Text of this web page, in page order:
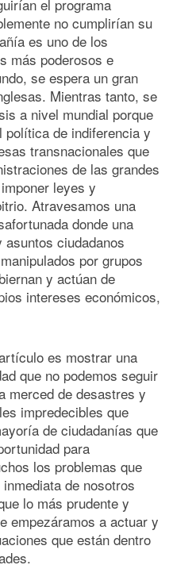
el programa
no cumplirían su
es uno de los
más poderosos e
se espera un gran
Mientras tanto, se
a nivel mundial porque
política de indiferencia y
transnacionales que
de las grandes
leyes y
Atravesamos una
donde una
ciudadanos
por grupos
y actúan de
intereses económicos,
es mostrar una
que no podemos seguir
merced de desastres y
impredecibles que
de ciudadanías que
para
los problemas que
de nosotros
lo más prudente y
empezáramos a actuar y
que están dentro